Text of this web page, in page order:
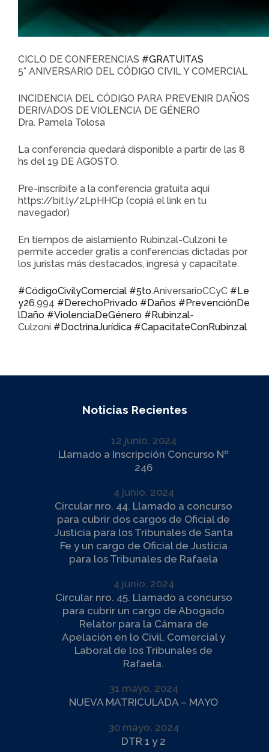
CICLO DE CONFERENCIAS #GRATUITAS
5° ANIVERSARIO DEL CÓDIGO CIVIL Y COMERCIAL
INCIDENCIA DEL CÓDIGO PARA PREVENIR DAÑOS
DERIVADOS DE VIOLENCIA DE GÉNERO
Dra. Pamela Tolosa
La conferencia quedará disponible a partir de las 8
hs del 19 DE AGOSTO.
Pre-inscribite a la conferencia gratuita aquí
https://bit.ly/2LpHHCp (copiá el link en tu
navegador)
En tiempos de aislamiento Rubinzal-Culzoni te
permite acceder gratis a conferencias dictadas por
los juristas más destacados, ingresá y capacítate.
#CódigoCivilyComercial #5to.AniversarioCCyC #Le
y26.994 #DerechoPrivado #Daños #PrevenciónDe
lDaño #ViolenciaDeGénero #Rubinzal-
Culzoni #DoctrinaJurídica #CapacitateConRubinzal
Noticias Recientes
12 junio, 2024
Llamado a Inscripción Concurso Nº
246
4 junio, 2024
Circular nro. 44. Llamado a concurso
para cubrir dos cargos de Oficial de
Justicia para los Tribunales de Santa
Fe y un cargo de Oficial de Justicia
para los Tribunales de Rafaela
4 junio, 2024
Circular nro. 45. Llamado a concurso
para cubrir un cargo de Abogado
Relator para la Cámara de
Apelación en lo Civil, Comercial y
Laboral de los Tribunales de
Rafaela.
31 mayo, 2024
NUEVA MATRICULADA – MAYO
30 mayo, 2024
DTR 1 y 2